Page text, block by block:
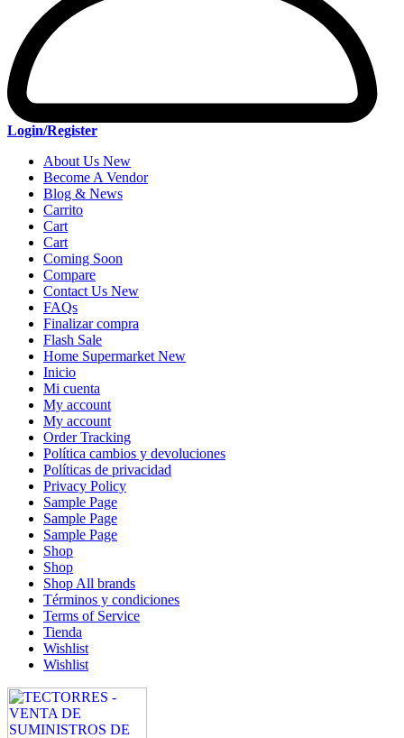
Login/Register
About Us New
Become A Vendor
Blog & News
Carrito
Cart
Cart
Coming Soon
Compare
Contact Us New
FAQs
Finalizar compra
Flash Sale
Home Supermarket New
Inicio
Mi cuenta
My account
My account
Order Tracking
Política cambios y devoluciones
Políticas de privacidad
Privacy Policy
Sample Page
Sample Page
Sample Page
Shop
Shop
Shop All brands
Términos y condiciones
Terms of Service
Tienda
Wishlist
Wishlist